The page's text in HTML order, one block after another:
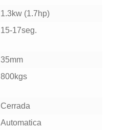
1.3kw (1.7hp)
15-17seg.
35mm
800kgs
Cerrada
Automatica